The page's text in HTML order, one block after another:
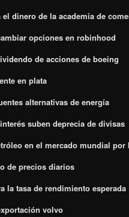
el dinero de la academia de
opciones en robinhood
de acciones de boeing
en plata
alternativas de energía
suben deprecia de divisas
en el mercado mundial por
de precios diarios
la tasa de rendimiento esperada
volvo